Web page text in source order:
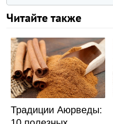
Читайте также
Традиции Аюрведы: